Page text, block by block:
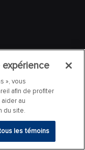
», vous
afin de profiter
au
du site.
les témoins